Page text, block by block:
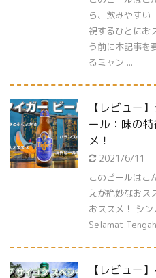
ら、飲みやすい
視するひとにお
う前に本記事を
るミャン ...
【レビュー
ール：味の
メ！
2021/6/11
このビールはこ
えが絶妙なおス
おススメ！ シ
Selamat
【レビュー